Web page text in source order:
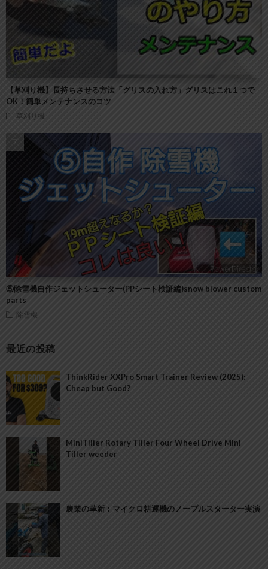
【草刈り機】長持ちさせる方法「グリスの入れ方」グリスはこれ１つで
OK！簡単メンテナンスのコツ
草刈り機
⑤除雪機自作ジェットシューター(PPシート検証編)snow blower custom
parts
除雪機
最近の投稿
ThinkRider XXPro Smart Trainer Review (2025):
Cheap but Good?
MiniTiller Rotary Tiller Four Wheel Drive Mini
Tiller weeder
農業の革新：マイクロ耕運機のノープルスターター実演